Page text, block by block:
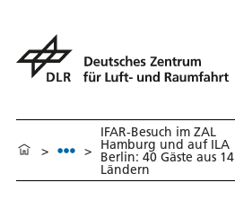
> >
IFAR-Besuch im ZAL
Hamburg und auf ILA
Berlin: 40 Gäste aus 14
Ländern